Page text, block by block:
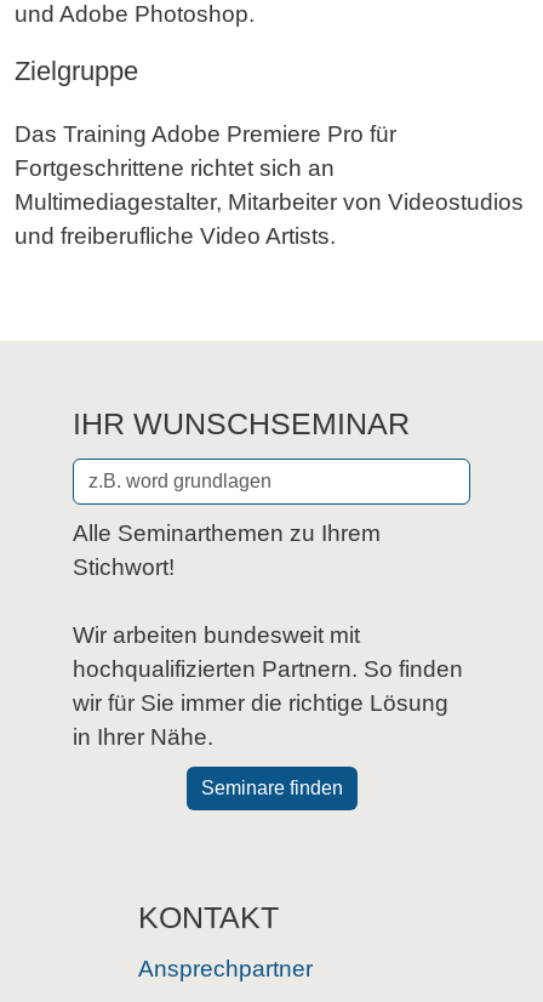
und Adobe Photoshop.
Zielgruppe
Das Training Adobe Premiere Pro für
Fortgeschrittene richtet sich an
Multimediagestalter, Mitarbeiter von Videostudios
und freiberufliche Video Artists.
IHR WUNSCHSEMINAR
Alle Seminarthemen zu Ihrem
Stichwort!
Wir arbeiten bundesweit mit
hochqualifizierten Partnern. So finden
wir für Sie immer die richtige Lösung
in Ihrer Nähe.
Seminare finden
KONTAKT
Ansprechpartner